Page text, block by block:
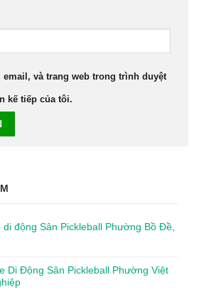
động Sân Pickleball Phường Bồ Đề,
Di Động Sân Pickleball Phường Việt
email, và trang web trong trình duyệt
kế tiếp của tôi.